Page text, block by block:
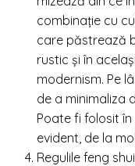
combinație cu
care păstrează
rustic și în
modernism. Pe
de a minimaliza
Poate fi folosit
evident, de la
Regulile feng